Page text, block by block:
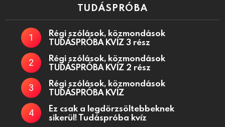
TUDÁSPRÓBA
Régi szólások, közmondások
TUDÁSPRÓBA KVÍZ 3 rész
Régi szólások, közmondások
TUDÁSPRÓBA KVÍZ 2 rész
Régi szólások, közmondások
TUDÁSPRÓBA KVÍZ
Ez csak a legdörzsöltebbeknek
sikerül! Tudáspróba kvíz